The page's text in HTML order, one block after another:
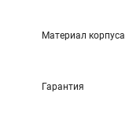
Материал корпуса
Гарантия